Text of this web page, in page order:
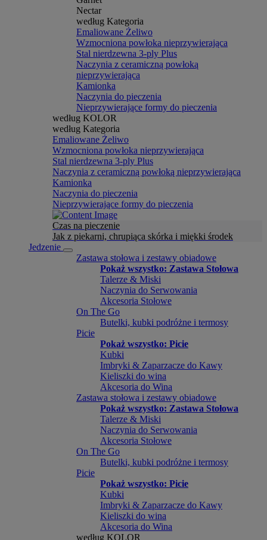
Nectar
według Kategoria
Emaliowane Żeliwo
Wzmocniona powłoka nieprzywierająca
Stal nierdzewna 3-ply Plus
Naczynia z ceramiczną powłoką
nieprzywierająca
Kamionka
Naczynia do pieczenia
Nieprzywierające formy do pieczenia
według KOLOR
według Kategoria
Emaliowane Żeliwo
Wzmocniona powłoka nieprzywierająca
Stal nierdzewna 3-ply Plus
Naczynia z ceramiczną powłoką nieprzywierająca
Kamionka
Naczynia do pieczenia
Nieprzywierające formy do pieczenia
Czas na pieczenie
Jak z piekarni, chrupiąca skórka i miękki środek
Jedzenie
Zastawa stołowa i zestawy obiadowe
Pokaż wszystko: Zastawa Stołowa
Talerze & Miski
Naczynia do Serwowania
Akcesoria Stołowe
On The Go
Butelki, kubki podróżne i termosy
Picie
Pokaż wszystko: Picie
Kubki
Imbryki & Zaparzacze do Kawy
Kieliszki do wina
Akcesoria do Wina
Zastawa stołowa i zestawy obiadowe
Pokaż wszystko: Zastawa Stołowa
Talerze & Miski
Naczynia do Serwowania
Akcesoria Stołowe
On The Go
Butelki, kubki podróżne i termosy
Picie
Pokaż wszystko: Picie
Kubki
Imbryki & Zaparzacze do Kawy
Kieliszki do wina
Akcesoria do Wina
według KOLOR